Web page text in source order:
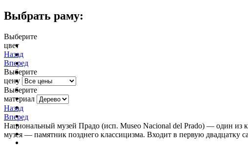
Выбрать раму:
Выберите
цвет
Назад
Вперед
Выберите
цену
Выберите
материал
Назад
Вперед
Национальный музей Прадо (исп. Museo Nacional del Prado) — один из
музея — памятник позднего классицизма. Входит в первую двадцатку